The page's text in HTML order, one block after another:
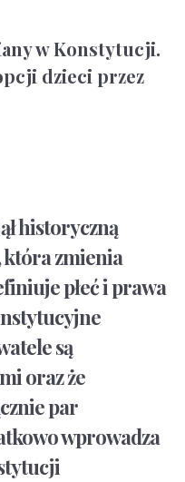
w Konstytucji.
dzieci przez
historyczną
zmienia
płeć i prawa
są
oraz że
par
wprowadza